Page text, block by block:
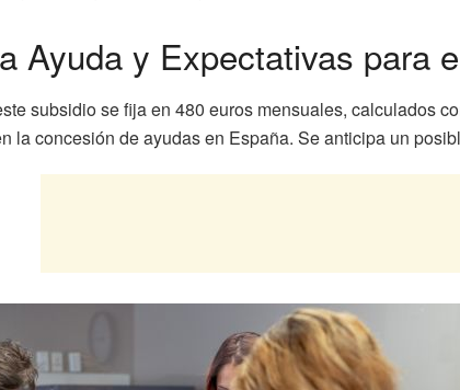
Ayuda y Expectativas para
subsidio se fija en 480 euros mensuales, calculados
la concesión de ayudas en España. Se anticipa un